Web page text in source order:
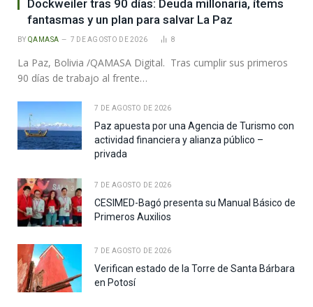
Dockweiler tras 90 días: Deuda millonaria, ítems
fantasmas y un plan para salvar La Paz
BY QAMASA 7 DE AGOSTO DE 2026 8
La Paz, Bolivia /QAMASA Digital. Tras cumplir sus primeros
90 días de trabajo al frente…
7 DE AGOSTO DE 2026
Paz apuesta por una Agencia de Turismo con
actividad financiera y alianza público –
privada
7 DE AGOSTO DE 2026
CESIMED-Bagó presenta su Manual Básico de
Primeros Auxilios
7 DE AGOSTO DE 2026
Verifican estado de la Torre de Santa Bárbara
en Potosí